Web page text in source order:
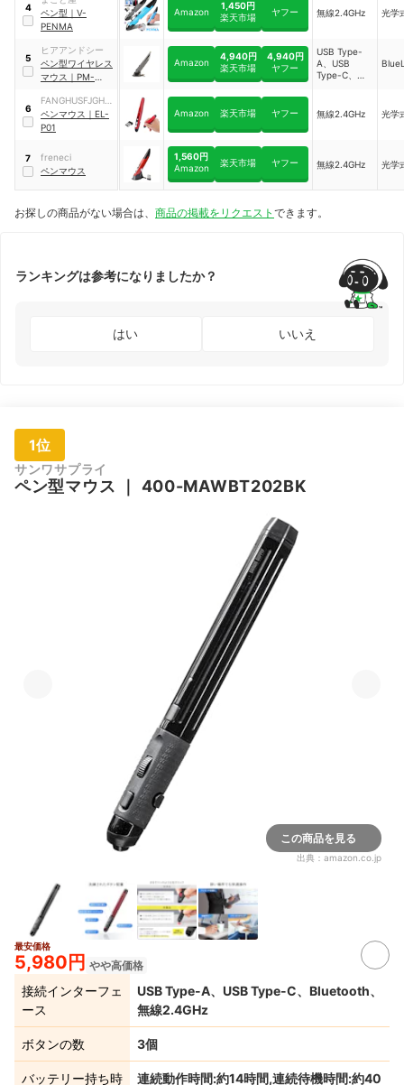
4
ペン型 ｜ V-
PENMA
Amazon
1,450円
楽天市場
ヤフー 無線2.4GHz 光学
5
ヒアアンドシー
ペン型ワイヤレス
マウス ｜ PM-
Amazon
4,940円
楽天市場
4,940円
ヤフー
USB Type-
A、USB
Type-C、
6
FANGHUSFJGHS
D
ペンマウス ｜ EL-
P01
Amazon 楽天市場 ヤフー 無線2.4GHz 光学
7
freneci
ペンマウス
1,560円
Amazon
楽天市場 ヤフー 無線2.4GHz 光学
お探しの商品がない場合は、 商品の掲載をリクエスト できます。
ランキングは参考になりましたか？
はい いいえ
1位
サンワサプライ
ペン型マウス ｜ 400-MAWBT202BK
この商品を見る
出典： amazon.co.jp
最安価格
5,980円 やや高価格
接続インターフェ
ース
USB Type-A、USB Type-C、Bluetooth、
無線2.4GHz
ボタンの数 3個
バッテリー持ち時
連続動作時間:約14時間,連続待機時間:約40